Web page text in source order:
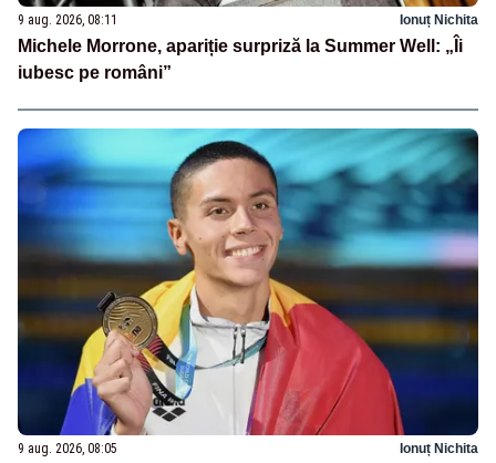
9 aug. 2026, 08:11 Ionuț Nichita
Michele Morrone, apariție surpriză la Summer Well: „Îi
iubesc pe români”
9 aug. 2026, 08:05 Ionuț Nichita